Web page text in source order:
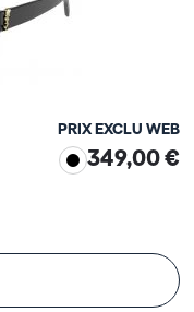
PRIX EXCLU WEB
349,00 €